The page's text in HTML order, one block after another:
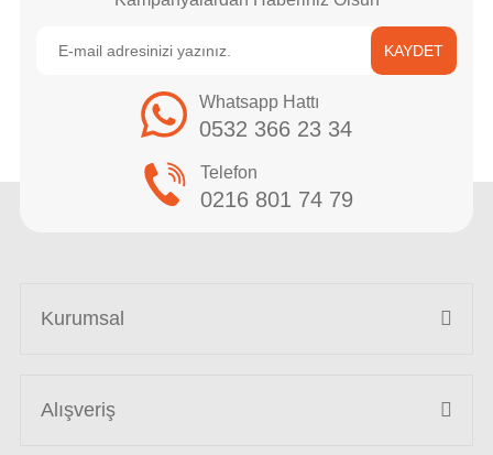
KAYDET
Whatsapp Hattı
0532 366 23 34
Telefon
0216 801 74 79
Kurumsal
Alışveriş